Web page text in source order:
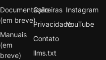
Documentação
(em breve)
Manuais
(em
breve)
Carreiras
Privacidade
Contato
llms.txt
Instagram
YouTube